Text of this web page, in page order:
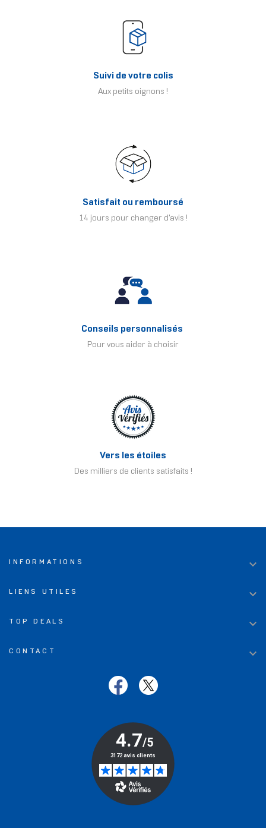
Suivi de votre colis
Aux petits oignons !
Satisfait ou remboursé
14 jours pour changer d'avis !
Conseils personnalisés
Pour vous aider à choisir
Vers les étoiles
Des milliers de clients satisfaits !
INFORMATIONS 
LIENS UTILES 
TOP DEALS 
CONTACT 